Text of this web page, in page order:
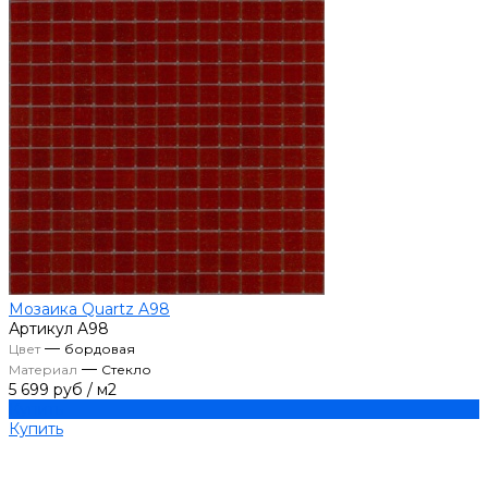
Мозаика Quartz A98
Артикул A98
Цвет— бордовая
Материал — Стекло
5 699 руб / м2
Купить